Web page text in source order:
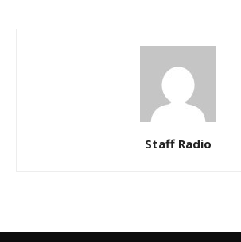
Staff Radio